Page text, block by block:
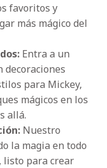
favoritos y
más mágico del
Entra a un
decoraciones
para Mickey,
mágicos en los
allá.
Nuestro
la magia en todo
listo para crear